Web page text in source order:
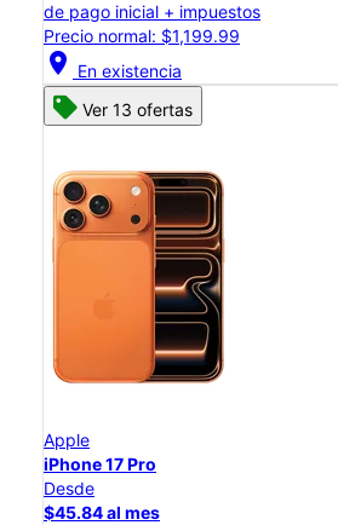
de pago inicial + impuestos
Precio normal: $1,199.99
location_on En existencia
Ver 13 ofertas
Apple
iPhone 17 Pro
Desde
$45.84 al mes